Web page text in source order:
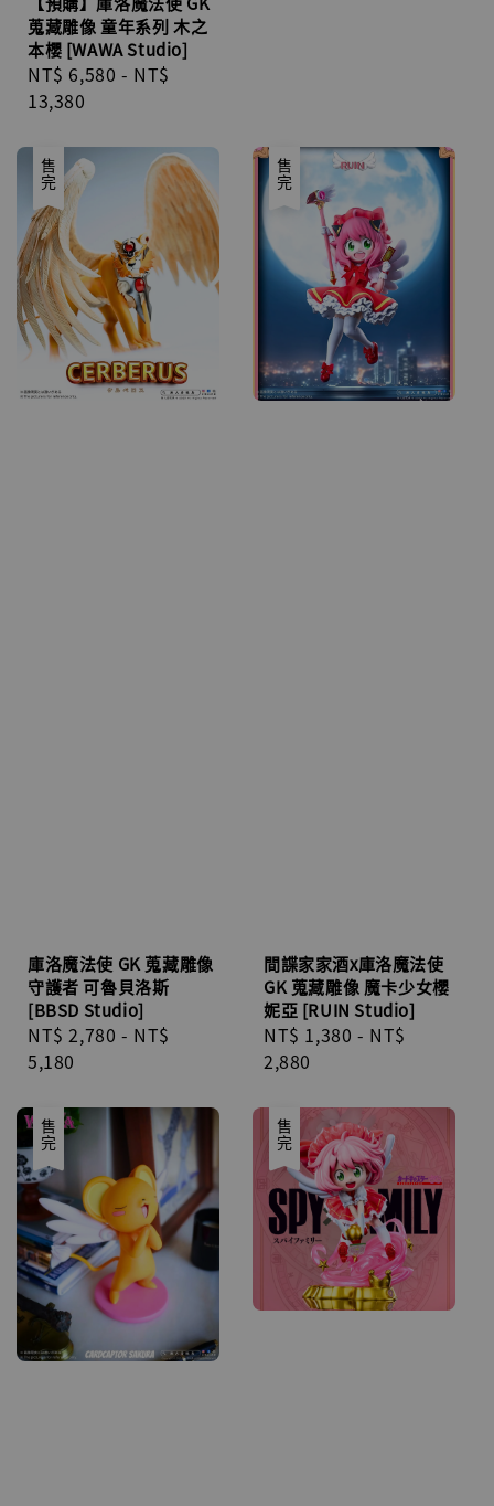
蒐藏雕像 童年系列 木之
本櫻 [WAWA Studio]
Regular
price
NT$ 6,580 - NT$
13,380
售完
庫洛魔法使 GK 蒐藏雕像
守護者 可魯貝洛斯
[BBSD Studio]
Regular
price
NT$ 2,780 - NT$
5,180
售完
間諜家家酒x庫洛魔法使
GK 蒐藏雕像 魔卡少女櫻
妮亞 [RUIN Studio]
Regular
price
NT$ 1,380 - NT$
2,880
售完 售完